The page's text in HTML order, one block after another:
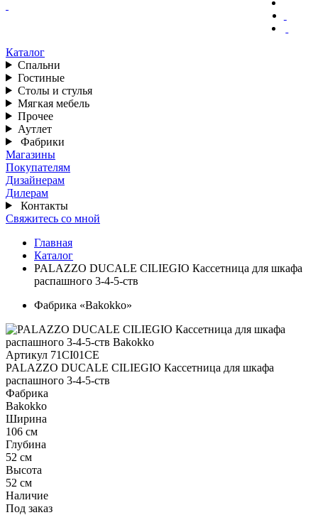
Каталог
Спальни
Гостиные
Столы и стулья
Мягкая мебель
Прочее
Аутлет
Фабрики
Магазины
Покупателям
Дизайнерам
Дилерам
Контакты
Свяжитесь со мной
Главная
Каталог
PALAZZO DUCALE CILIEGIO Кассетница для шкафа
распашного 3-4-5-ств
Фабрика «Bakokko»
Артикул 71CI01CE
PALAZZO DUCALE CILIEGIO Кассетница для шкафа
распашного 3-4-5-ств
Фабрика
Bakokko
Ширина
106 см
Глубина
52 см
Высота
52 см
Наличие
Под заказ